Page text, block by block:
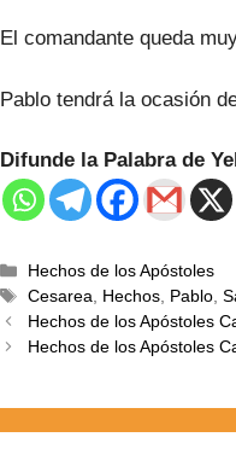
El comandante queda
Pablo tendrá la ocasión
Difunde la Palabra de
Hechos de los Apóstoles
Cesarea, Hechos, Pablo,
Hechos de los Apóstoles
Hechos de los Apóstoles